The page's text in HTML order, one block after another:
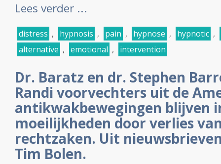
Lees verder ...
distress , hypnosis , pain , hypnose , hypnotic ,
alternative , emotional , intervention
Dr. Baratz en dr. Stephen
Randi voorvechters uit de
antikwakbewegingen blijven
moeilijkheden door verlies
rechtzaken. Uit
Tim Bolen.